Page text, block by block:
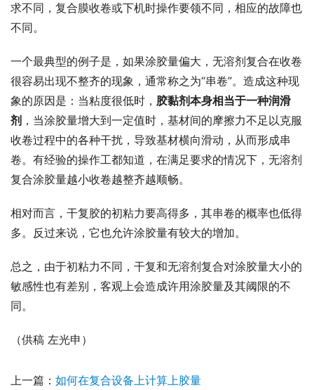
求不同，复合膜收卷或下机时操作要领不同，相应的故障也
不同。
一个最典型的例子是，如果涂胶量偏大，无溶剂复合在收卷
很容易出现不整齐的现象，通常称之为“串卷”。造成这种现
象的原因是：当粘度很低时， 胶黏剂本身相当于一种润滑
剂 ，当涂胶量增大到一定值时，基材间的摩擦力不足以克服
收卷过程中的各种干扰，导致基材横向滑动，从而形成串
卷。有经验的操作工都知道，在满足要求的情况下，无溶剂
复合涂胶量越小收卷越整齐越顺畅。
相对而言，干复胶的初粘力要高得多，其串卷的概率也低得
多。反过来说，它也允许涂胶量有较大的增加。
总之，由于初粘力不同，干复和无溶剂复合对涂胶量大小的
敏感性也有差别，客观上会造成许用涂胶量及其阈限的不
同。
（供稿 左光申）
上一篇： 如何在复合设备上计算上胶量